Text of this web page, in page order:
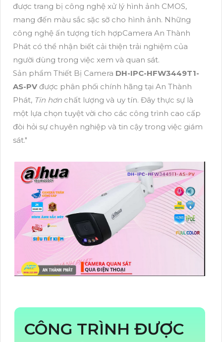
được trang bị công nghệ xử lý hình ảnh CMOS,
mang đến màu sắc sặc sỡ cho hình ảnh. Những
công nghệ ấn tượng tích hợpCamera An Thành
Phát có thể nhận biết cải thiện trải nghiệm của
người dùng trong việc xem và quan sát.
Sản phẩm Thiết Bị Camera DH-IPC-HFW3449T1-
AS-PV được phân phối chính hãng tại An Thành
Phát, Tin hơn chất lượng và uy tín. Đây thực sự là
một lựa chọn tuyệt vời cho các công trình cao cấp
đòi hỏi sự chuyên nghiệp và tin cậy trong việc giám
sát."
CÔNG TRÌNH ĐƯỢC